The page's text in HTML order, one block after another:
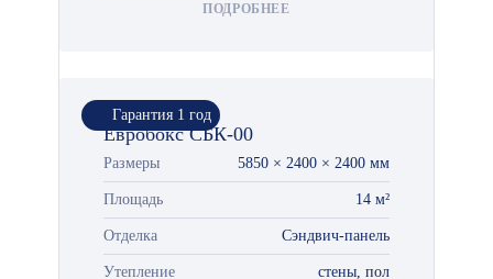
ПОДРОБНЕЕ
Гарантия 1 год
Евробокс СБК-00
Размеры 5850 × 2400 × 2400 мм
Площадь 14 м²
Отделка Сэндвич-панель
Утепление стены, пол